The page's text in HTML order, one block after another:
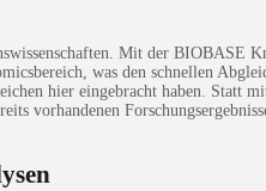
Mit der
was den schnellen
hier eingebracht haben. Statt
vorhandenen